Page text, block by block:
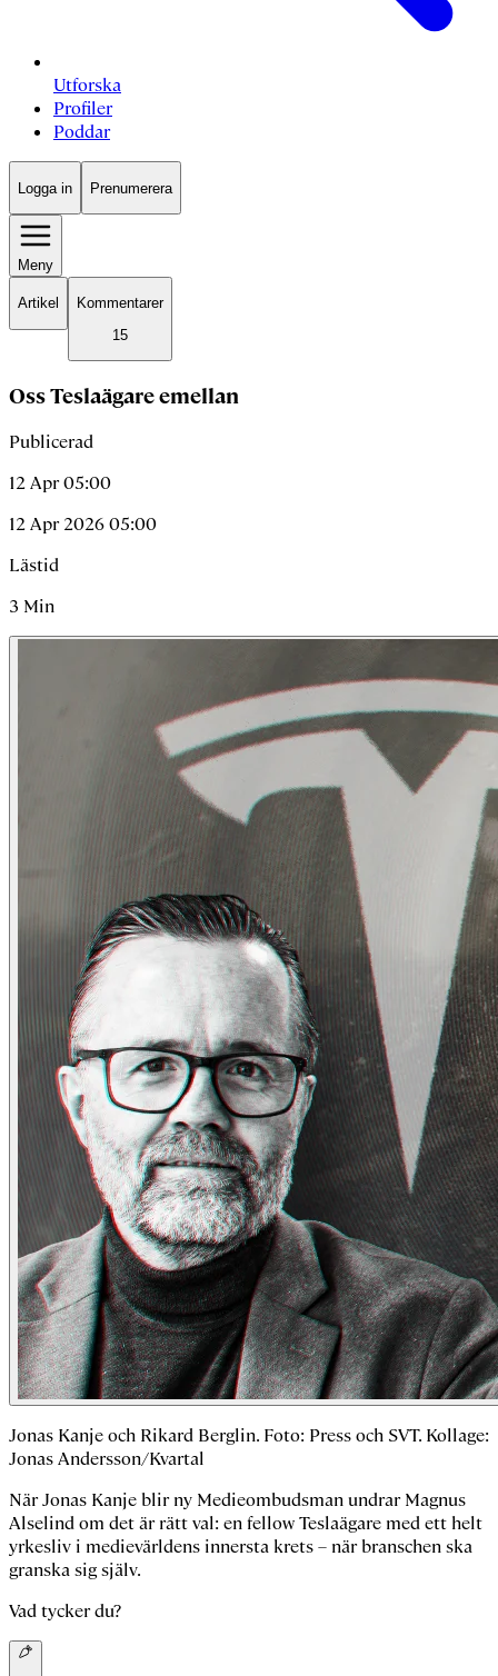
Utforska
Profiler
Poddar
Logga in Prenumerera
Meny
Artikel
Kommentarer
15
Oss Teslaägare emellan
Publicerad
12 Apr 05:00
12 Apr 2026 05:00
Lästid
3 Min
Jonas Kanje och Rikard Berglin. Foto: Press och SVT. Kollage:
Jonas Andersson/Kvartal
När Jonas Kanje blir ny Medieombudsman undrar Magnus
Alselind om det är rätt val: en fellow Teslaägare med ett helt
yrkesliv i medievärldens innersta krets – när branschen ska
granska sig själv.
Vad tycker du?